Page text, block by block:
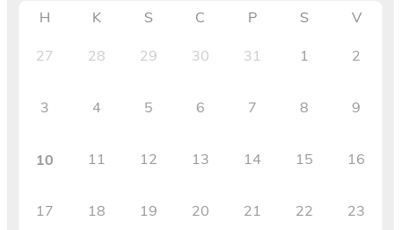
H K S C P S V
27 28 29 30 31 1 2
3 4 5 6 7 8 9
10 11 12 13 14 15 16
17 18 19 20 21 22 23